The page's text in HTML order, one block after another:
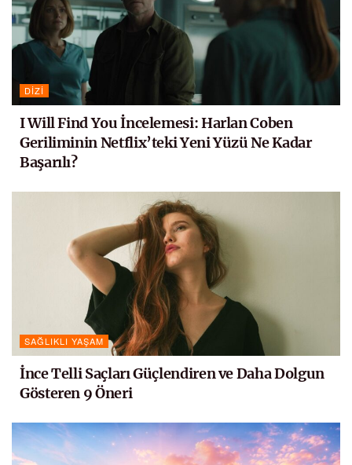
DIZI
I Will Find You İncelemesi: Harlan Coben
Geriliminin Netflix’teki Yeni Yüzü Ne Kadar
Başarılı?
SAĞLIKLI YAŞAM
İnce Telli Saçları Güçlendiren ve Daha Dolgun
Gösteren 9 Öneri